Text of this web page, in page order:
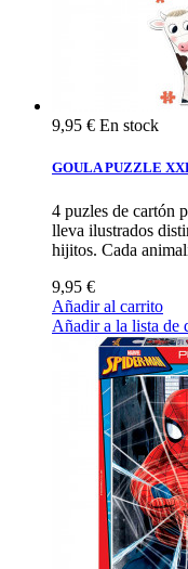
9,95 € En stock
GOULA PUZZLE
4 puzles de cartón
lleva ilustrados
hijitos. Cada
9,95 €
Añadir al carrito
Añadir a la lista de